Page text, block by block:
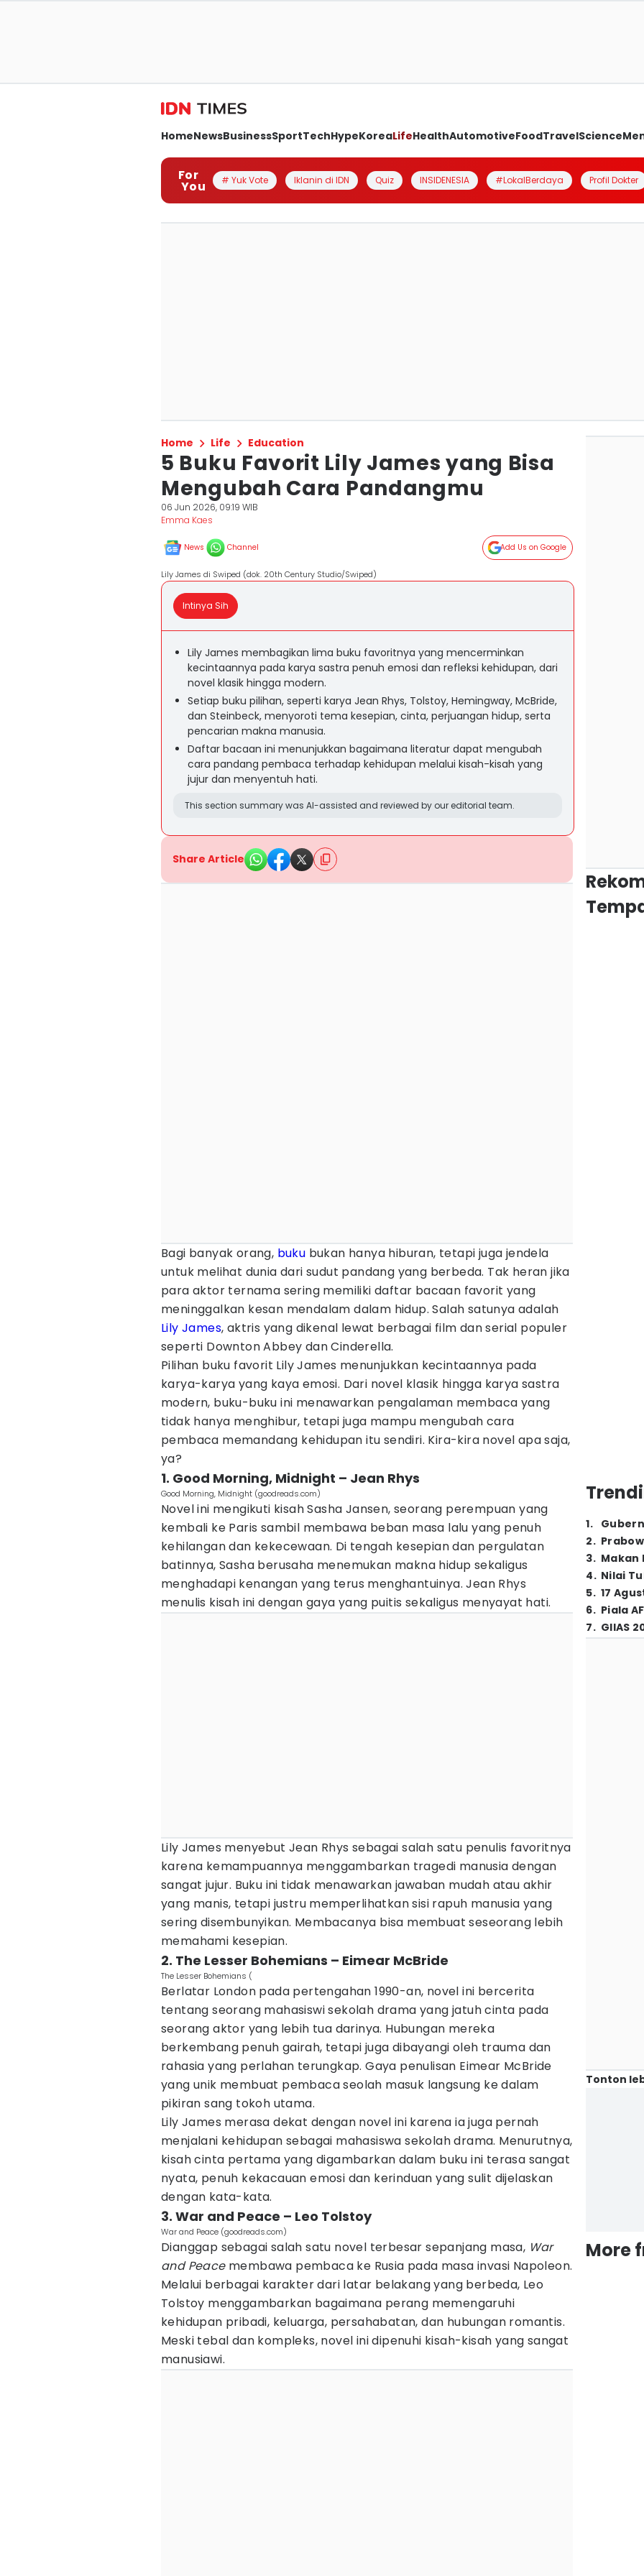
HomeNewsBusinessSportTechHypeKoreaLifeHealthAutomotiveFoodTravelScience
For
You # Yuk Vote Iklanin di IDN Quiz INSIDENESIA #LokalBerdaya Profil Dokter
Home Life Education
5 Buku Favorit Lily James yang Bisa
Mengubah Cara Pandangmu
06 Jun 2026, 09:19 WIB
Emma Kaes
News Channel Add Us on Google
Lily James di Swiped (dok. 20th Century Studio/Swiped)
Intinya Sih
Lily James membagikan lima buku favoritnya yang mencerminkan
kecintaannya pada karya sastra penuh emosi dan refleksi kehidupan, dari
novel klasik hingga modern.
Setiap buku pilihan, seperti karya Jean Rhys, Tolstoy, Hemingway, McBride,
dan Steinbeck, menyoroti tema kesepian, cinta, perjuangan hidup, serta
pencarian makna manusia.
Daftar bacaan ini menunjukkan bagaimana literatur dapat mengubah
cara pandang pembaca terhadap kehidupan melalui kisah-kisah yang
jujur dan menyentuh hati.
This section summary was AI-assisted and reviewed by our editorial team.
Share Article
Bagi banyak orang, buku bukan hanya hiburan, tetapi juga jendela
untuk melihat dunia dari sudut pandang yang berbeda. Tak heran jika
para aktor ternama sering memiliki daftar bacaan favorit yang
meninggalkan kesan mendalam dalam hidup. Salah satunya adalah
Lily James, aktris yang dikenal lewat berbagai film dan serial populer
seperti Downton Abbey dan Cinderella.
Pilihan buku favorit Lily James menunjukkan kecintaannya pada
karya-karya yang kaya emosi. Dari novel klasik hingga karya sastra
modern, buku-buku ini menawarkan pengalaman membaca yang
tidak hanya menghibur, tetapi juga mampu mengubah cara
pembaca memandang kehidupan itu sendiri. Kira-kira novel apa saja,
ya?
1. Good Morning, Midnight – Jean Rhys
Good Morning, Midnight (goodreads.com)
Novel ini mengikuti kisah Sasha Jansen, seorang perempuan yang
kembali ke Paris sambil membawa beban masa lalu yang penuh
kehilangan dan kekecewaan. Di tengah kesepian dan pergulatan
batinnya, Sasha berusaha menemukan makna hidup sekaligus
menghadapi kenangan yang terus menghantuinya. Jean Rhys
menulis kisah ini dengan gaya yang puitis sekaligus menyayat hati.
Lily James menyebut Jean Rhys sebagai salah satu penulis favoritnya
karena kemampuannya menggambarkan tragedi manusia dengan
sangat jujur. Buku ini tidak menawarkan jawaban mudah atau akhir
yang manis, tetapi justru memperlihatkan sisi rapuh manusia yang
sering disembunyikan. Membacanya bisa membuat seseorang lebih
memahami kesepian.
2. The Lesser Bohemians – Eimear McBride
The Lesser Bohemians (
Berlatar London pada pertengahan 1990-an, novel ini bercerita
tentang seorang mahasiswi sekolah drama yang jatuh cinta pada
seorang aktor yang lebih tua darinya. Hubungan mereka
berkembang penuh gairah, tetapi juga dibayangi oleh trauma dan
rahasia yang perlahan terungkap. Gaya penulisan Eimear McBride
yang unik membuat pembaca seolah masuk langsung ke dalam
pikiran sang tokoh utama.
Lily James merasa dekat dengan novel ini karena ia juga pernah
menjalani kehidupan sebagai mahasiswa sekolah drama. Menurutnya,
kisah cinta pertama yang digambarkan dalam buku ini terasa sangat
nyata, penuh kekacauan emosi dan kerinduan yang sulit dijelaskan
dengan kata-kata.
3. War and Peace – Leo Tolstoy
War and Peace (goodreads.com)
Dianggap sebagai salah satu novel terbesar sepanjang masa, War
and Peacemembawa pembaca ke Rusia pada masa invasi Napoleon.
Melalui berbagai karakter dari latar belakang yang berbeda, Leo
Tolstoy menggambarkan bagaimana perang memengaruhi
kehidupan pribadi, keluarga, persahabatan, dan hubungan romantis.
Meski tebal dan kompleks, novel ini dipenuhi kisah-kisah yang sangat
manusiawi.
1.
2.
3. Makan
4. Nilai
5. 17
6. Piala
7. GIIAS
Tonton
More